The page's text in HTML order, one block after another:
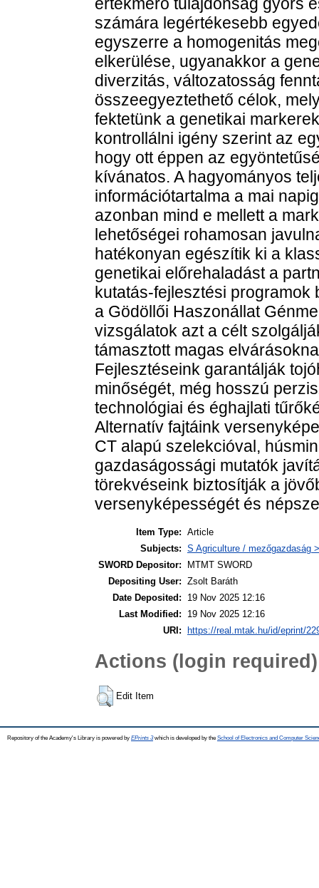
számára legértékesebb
egyszerre a homogenitás
elkerülése, ugyanakkor a
diverzitás, változatosság
összeegyeztethető célok,
fektetünk a genetikai
kontrollálni igény szerint az
hogy ott éppen az
kívánatos. A hagyományos
információtartalma a mai
azonban mind e mellett a
lehetőségei rohamosan
hatékonyan egészítik ki a
genetikai előrehaladást a
kutatás-fejlesztési programok
a Gödöllői Haszonállat
vizsgálatok azt a célt
támasztott magas
Fejlesztéseink garantálják
minőségét, még hosszú
technológiai és éghajlati
Alternatív fajtáink
CT alapú szelekcióval,
gazdaságossági mutatók
törekvéseink biztosítják a
versenyképességét és
Item Type: Article
Subjects: S Agriculture / mezőgazdaság
SWORD Depositor:
MTMT SWORD
Depositing User: Zsolt Baráth
Date Deposited:
19 Nov 2025 12:16
Last Modified:
19 Nov 2025 12:16
URI: https://real.mtak.hu/id/eprint/
Actions (login required)
Edit Item
Repository of the Academy's Library is powered by EPrints 3which is developed by the School of Electronics and Computer